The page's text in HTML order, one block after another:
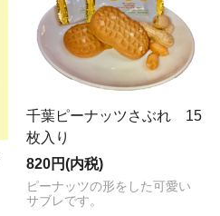
千葉ピーナッツさぶれ 15
枚入り
820円(内税)
ピーナッツの形をした可愛い
サブレです。